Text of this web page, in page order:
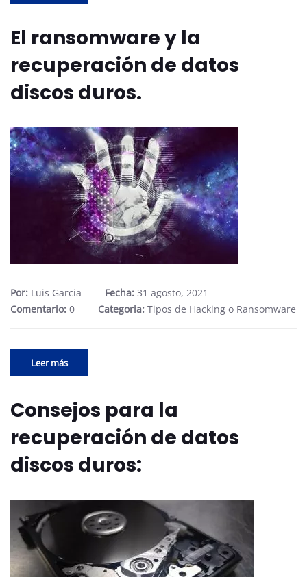
El ransomware y la
recuperación de datos
discos duros.
Por: Luis Garcia Fecha: 31 agosto, 2021
Comentario: 0 Categoria: Tipos de Hacking o Ransomware
Leer más
Consejos para la
recuperación de datos
discos duros: